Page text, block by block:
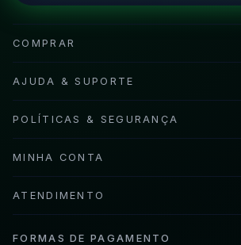
COMPRAR
AJUDA & SUPORTE
POLÍTICAS & SEGURANÇA
MINHA CONTA
ATENDIMENTO
FORMAS DE PAGAMENTO